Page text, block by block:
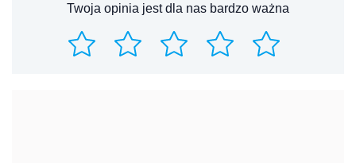
Twoja opinia jest dla nas bardzo ważna